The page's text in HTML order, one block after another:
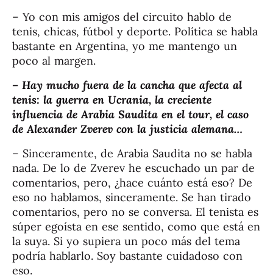
– Yo con mis amigos del circuito hablo de
tenis, chicas, fútbol y deporte. Política se habla
bastante en Argentina, yo me mantengo un
poco al margen.
– Hay mucho fuera de la cancha que afecta al
tenis: la guerra en Ucrania, la creciente
influencia de Arabia Saudita en el tour, el caso
de Alexander Zverev con la justicia alemana…
– Sinceramente, de Arabia Saudita no se habla
nada. De lo de Zverev he escuchado un par de
comentarios, pero, ¿hace cuánto está eso? De
eso no hablamos, sinceramente. Se han tirado
comentarios, pero no se conversa. El tenista es
súper egoísta en ese sentido, como que está en
la suya. Si yo supiera un poco más del tema
podría hablarlo. Soy bastante cuidadoso con
eso.